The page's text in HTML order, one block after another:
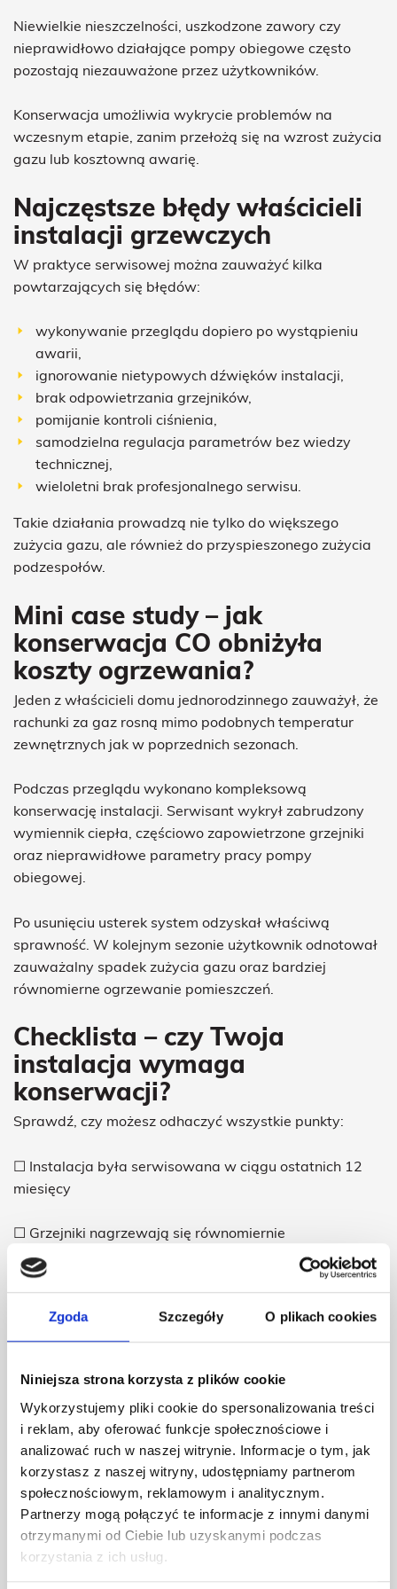
Zgoda Szczegóły O plikach cookies
Niniejsza strona korzysta z plików cookie
Wykorzystujemy pliki cookie do spersonalizowania treści
i reklam, aby oferować funkcje społecznościowe i
analizować ruch w naszej witrynie. Informacje o tym, jak
korzystasz z naszej witryny, udostępniamy partnerom
społecznościowym, reklamowym i analitycznym.
Partnerzy mogą połączyć te informacje z innymi danymi
otrzymanymi od Ciebie lub uzyskanymi podczas
korzystania z ich usług.
Niewielkie nieszczelności, uszkodzone zawory czy
nieprawidłowo działające pompy obiegowe często
pozostają niezauważone przez użytkowników.
Konserwacja umożliwia wykrycie problemów na
wczesnym etapie, zanim przełożą się na wzrost zużycia
gazu lub kosztowną awarię.
Najczęstsze błędy właścicieli
instalacji grzewczych
W praktyce serwisowej można zauważyć kilka
powtarzających się błędów:
wykonywanie przeglądu dopiero po wystąpieniu
awarii,
ignorowanie nietypowych dźwięków instalacji,
brak odpowietrzania grzejników,
pomijanie kontroli ciśnienia,
samodzielna regulacja parametrów bez wiedzy
technicznej,
wieloletni brak profesjonalnego serwisu.
Takie działania prowadzą nie tylko do większego
zużycia gazu, ale również do przyspieszonego zużycia
podzespołów.
Mini case study – jak
konserwacja CO obniżyła
koszty ogrzewania?
Jeden z właścicieli domu jednorodzinnego zauważył, że
rachunki za gaz rosną mimo podobnych temperatur
zewnętrznych jak w poprzednich sezonach.
Podczas przeglądu wykonano kompleksową
konserwację instalacji. Serwisant wykrył zabrudzony
wymiennik ciepła, częściowo zapowietrzone grzejniki
oraz nieprawidłowe parametry pracy pompy
obiegowej.
Po usunięciu usterek system odzyskał właściwą
sprawność. W kolejnym sezonie użytkownik odnotował
zauważalny spadek zużycia gazu oraz bardziej
równomierne ogrzewanie pomieszczeń.
Checklista – czy Twoja
instalacja wymaga
konserwacji?
Sprawdź, czy możesz odhaczyć wszystkie punkty:
☐ Instalacja była serwisowana w ciągu ostatnich 12
miesięcy
☐ Grzejniki nagrzewają się równomiernie
☐ Kocioł pracuje cicho i stabilnie
☐ Ciśnienie instalacji jest regularnie kontrolowane
☐ Nie zauważasz wzrostu rachunków za gaz
☐ Przeglądy wykonuje uprawniony serwisant
Jeżeli choć jeden punkt pozostaje nieodhaczony, warto
zaplanować profesjonalny serwis.
Fakty i mity dotyczące